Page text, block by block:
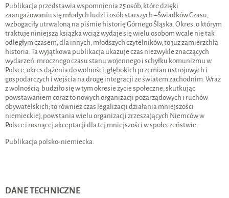
Publikacja przedstawia wspomnienia 25 osób, które dzięki
zaangażowaniu się młodych ludzi i osób starszych –Świadków Czasu,
wzbogaciły utrwaloną na piśmie historię Górnego Śląska. Okres, o którym
traktuje niniejsza książka wciąż wydaje się wielu osobom wcale nie tak
odległym czasem, dla innych, młodszych czytelników, to już zamierzchła
historia. Ta wyjątkowa publikacja ukazuje czas niezwykle znaczących
wydarzeń: mrocznego czasu stanu wojennego i schyłku komunizmu w
Polsce, okres dążenia do wolności, głębokich przemian ustrojowych i
gospodarczych i wejścia na drogę integracji ze światem zachodnim. Wraz
z wolnością budziło się w tym okresie życie społeczne, skutkując
powstawaniem coraz to nowych organizacji pozarządowych i ruchów
obywatelskich; to również czas legalizacji działania mniejszości
niemieckiej, powstania wielu organizacji zrzeszających Niemców w
Polsce i rosnącej akceptacji dla tej mniejszości w społeczeństwie.
Publikacja polsko-niemiecka.
DANE TECHNICZNE